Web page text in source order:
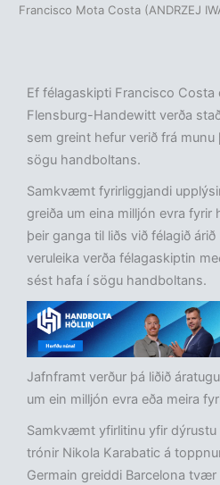
Francisco Mota Costa (ANDRZEJ
Ef félagaskipti Francisco Costa
Flensburg-Handewitt verða
sem greint hefur verið frá
sögu handboltans.
Samkvæmt fyrirliggjandi
greiða um eina milljón evra
þeir ganga til liðs við félagið árið
veruleika verða félagaskiptin
sést hafa í sögu handboltans.
Jafnframt verður þá liðið
um ein milljón evra eða meira
Samkvæmt yfirlitinu yfir
trónir Nikola Karabatic á
Germain greiddi Barcelona